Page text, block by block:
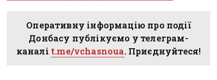
Оперативну інформацію про події
Донбасу публікуємо у телеграм-
каналі t.me/vchasnoua. Приєднуйтеся!